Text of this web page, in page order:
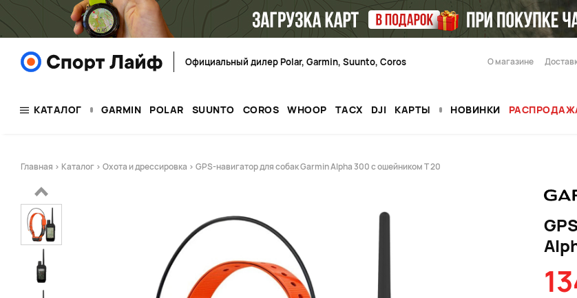
Официальный дилер Polar, Garmin, Suunto, Coros О магазине
КАТАЛОГ GARMIN POLAR SUUNTO COROS WHOOP TACX DJI КАРТЫ НОВИНКИ
Главная > Каталог > Охота и дрессировка > GPS-навигатор для собак Garmin Alpha 300 с ошейником T 20